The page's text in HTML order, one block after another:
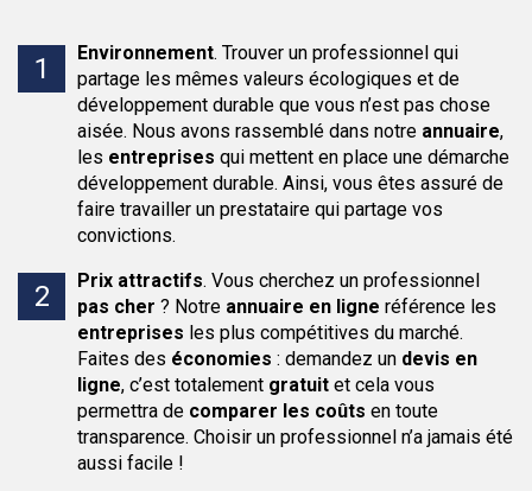
Environnement. Trouver un professionnel qui
partage les mêmes valeurs écologiques et de
développement durable que vous n’est pas chose
aisée. Nous avons rassemblé dans notre annuaire,
les entreprises qui mettent en place une démarche
développement durable. Ainsi, vous êtes assuré de
faire travailler un prestataire qui partage vos
convictions.
Prix attractifs. Vous cherchez un professionnel
pas cher ? Notre annuaire en ligne référence les
entreprises les plus compétitives du marché.
Faites des économies : demandez un devis en
ligne, c’est totalement gratuit et cela vous
permettra de comparer les coûts en toute
transparence. Choisir un professionnel n’a jamais été
aussi facile !